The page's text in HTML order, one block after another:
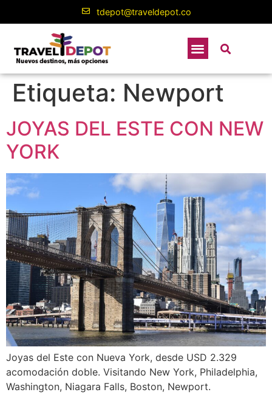
tdepot@traveldepot.co
Etiqueta: Newport
JOYAS DEL ESTE CON NEW
YORK
Joyas del Este con Nueva York, desde USD 2.329
acomodación doble. Visitando New York, Philadelphia,
Washington, Niagara Falls, Boston, Newport.